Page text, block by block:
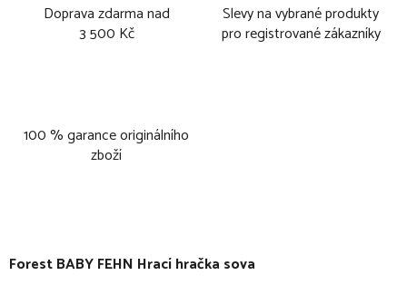
Doprava zdarma nad
3 500 Kč
Slevy na vybrané produkty
pro registrované zákazníky
100 % garance originálního
zboží
Forest BABY FEHN Hrací hračka sova